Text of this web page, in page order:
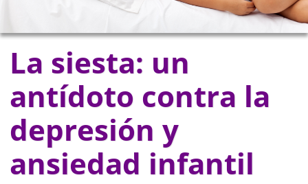
La siesta: un
antídoto contra la
depresión y
ansiedad infantil